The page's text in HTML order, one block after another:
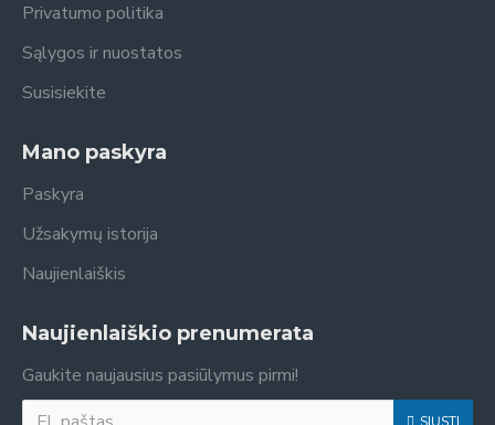
Privatumo politika
Sąlygos ir nuostatos
Susisiekite
Mano paskyra
Paskyra
Užsakymų istorija
Naujienlaiškis
Naujienlaiškio prenumerata
Gaukite naujausius pasiūlymus pirmi!